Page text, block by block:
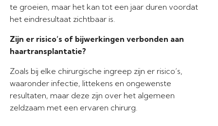
te groeien, maar het kan tot een jaar duren voordat
het eindresultaat zichtbaar is.
Zijn er risico’s of bijwerkingen verbonden aan
haartransplantatie?
Zoals bij elke chirurgische ingreep zijn er risico’s,
waaronder infectie, littekens en ongewenste
resultaten, maar deze zijn over het algemeen
zeldzaam met een ervaren chirurg.